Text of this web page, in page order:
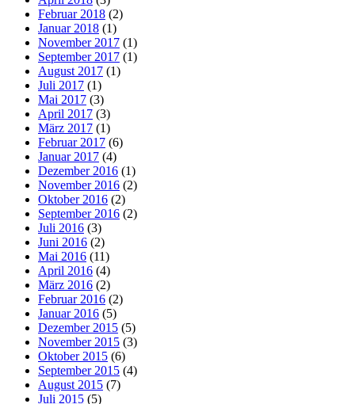
Februar 2018 (2)
Januar 2018 (1)
November 2017 (1)
September 2017 (1)
August 2017 (1)
Juli 2017 (1)
Mai 2017 (3)
April 2017 (3)
März 2017 (1)
Februar 2017 (6)
Januar 2017 (4)
Dezember 2016 (1)
November 2016 (2)
Oktober 2016 (2)
September 2016 (2)
Juli 2016 (3)
Juni 2016 (2)
Mai 2016 (11)
April 2016 (4)
März 2016 (2)
Februar 2016 (2)
Januar 2016 (5)
Dezember 2015 (5)
November 2015 (3)
Oktober 2015 (6)
September 2015 (4)
August 2015 (7)
Juli 2015 (5)